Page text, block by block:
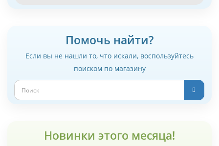
Помочь найти?
Если вы не нашли то, что искали, воспользуйтесь
поиском по магазину
Новинки этого месяца!